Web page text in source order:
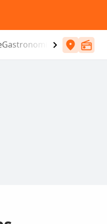
Gastronomia Entretenimento